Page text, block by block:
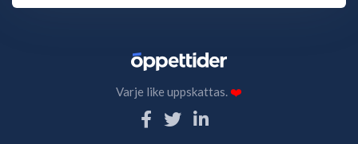
Varje like uppskattas.❤️